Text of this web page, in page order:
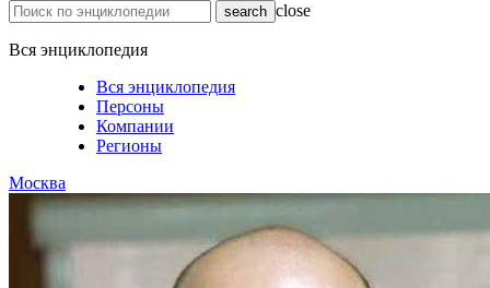
close
Вся энциклопедия
Вся энциклопедия
Персоны
Компании
Регионы
Москва